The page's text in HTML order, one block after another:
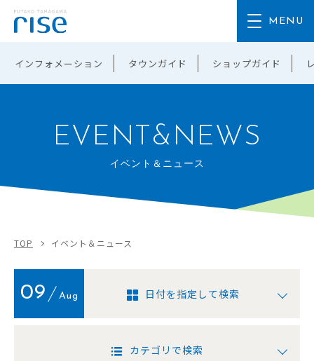
インフォメーション タウンガイド ショップガイド
EVENT&NEWS
イベント＆ニュース
TOP イベント＆ニュース
09 Aug 日付を指定して検索
カテゴリで検索